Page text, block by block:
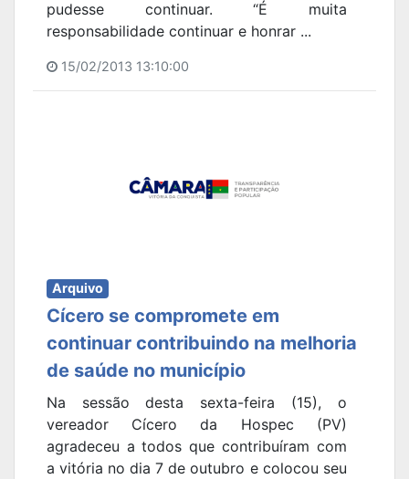
pudesse continuar. “É muita
responsabilidade continuar e honrar ...
15/02/2013 13:10:00
Arquivo
Cícero se compromete em
continuar contribuindo na melhoria
de saúde no município
Na sessão desta sexta-feira (15), o
vereador Cícero da Hospec (PV)
agradeceu a todos que contribuíram com
a vitória no dia 7 de outubro e colocou seu